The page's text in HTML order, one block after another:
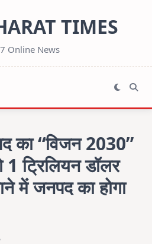
TIMES
Online News
का “विजन 2030”
ट्रिलियन डॉलर
में जनपद का होगा